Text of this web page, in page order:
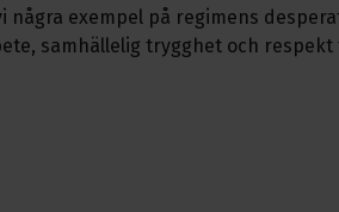
några exempel på regimens
samhällelig trygghet och